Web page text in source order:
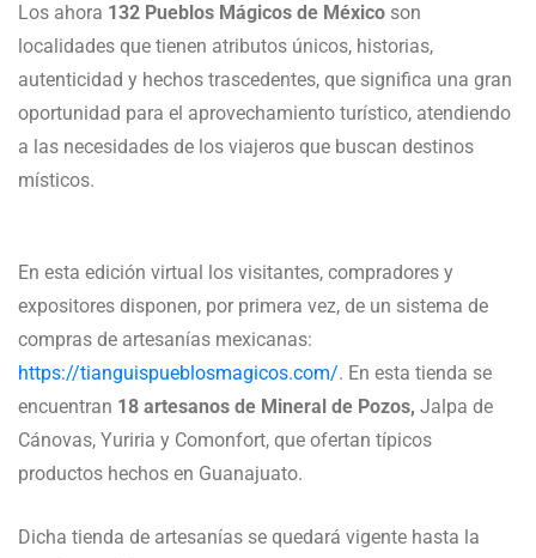
Los ahora 132 Pueblos Mágicos de México son
localidades que tienen atributos únicos, historias,
autenticidad y hechos trascedentes, que significa una gran
oportunidad para el aprovechamiento turístico, atendiendo
a las necesidades de los viajeros que buscan destinos
místicos.
En esta edición virtual los visitantes, compradores y
expositores disponen, por primera vez, de un sistema de
compras de artesanías mexicanas:
https://tianguispueblosmagicos.com/. En esta tienda se
encuentran 18 artesanos de Mineral de Pozos, Jalpa de
Cánovas, Yuriria y Comonfort, que ofertan típicos
productos hechos en Guanajuato.
Dicha tienda de artesanías se quedará vigente hasta la